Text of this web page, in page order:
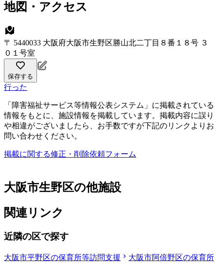
地図・アクセス
〒 5440033 大阪府大阪市生野区勝山北二丁目８番１８号 ３
０１号室
保存する
行った
「障害福祉サービス等情報公表システム」に掲載されている
情報をもとに、施設情報を掲載しています。掲載内容に誤り
や相違がございましたら、お手数ですが下記のリンクよりお
問い合わせください。
掲載に関する修正・削除依頼フォーム
大阪市生野区の他施設
関連リンク
近隣の区で探す
大阪市平野区の保育所等訪問支援
大阪市阿倍野区の保育所